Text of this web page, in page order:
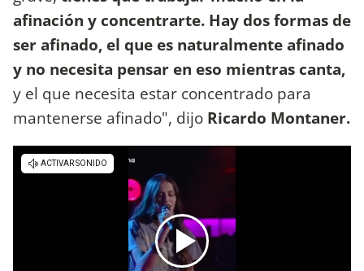
afinación y concentrarte. Hay dos formas de
ser afinado, el que es naturalmente afinado
y no necesita pensar en eso mientras canta,
y el que necesita estar concentrado para
mantenerse afinado", dijo Ricardo Montaner.